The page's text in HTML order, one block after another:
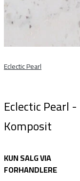
Eclectic Pearl
Eclectic Pearl -
Komposit
KUN SALG VIA
FORHANDLERE